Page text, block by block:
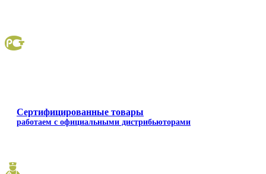
Сертифицированные товары
работаем с официальными дистрибьюторами